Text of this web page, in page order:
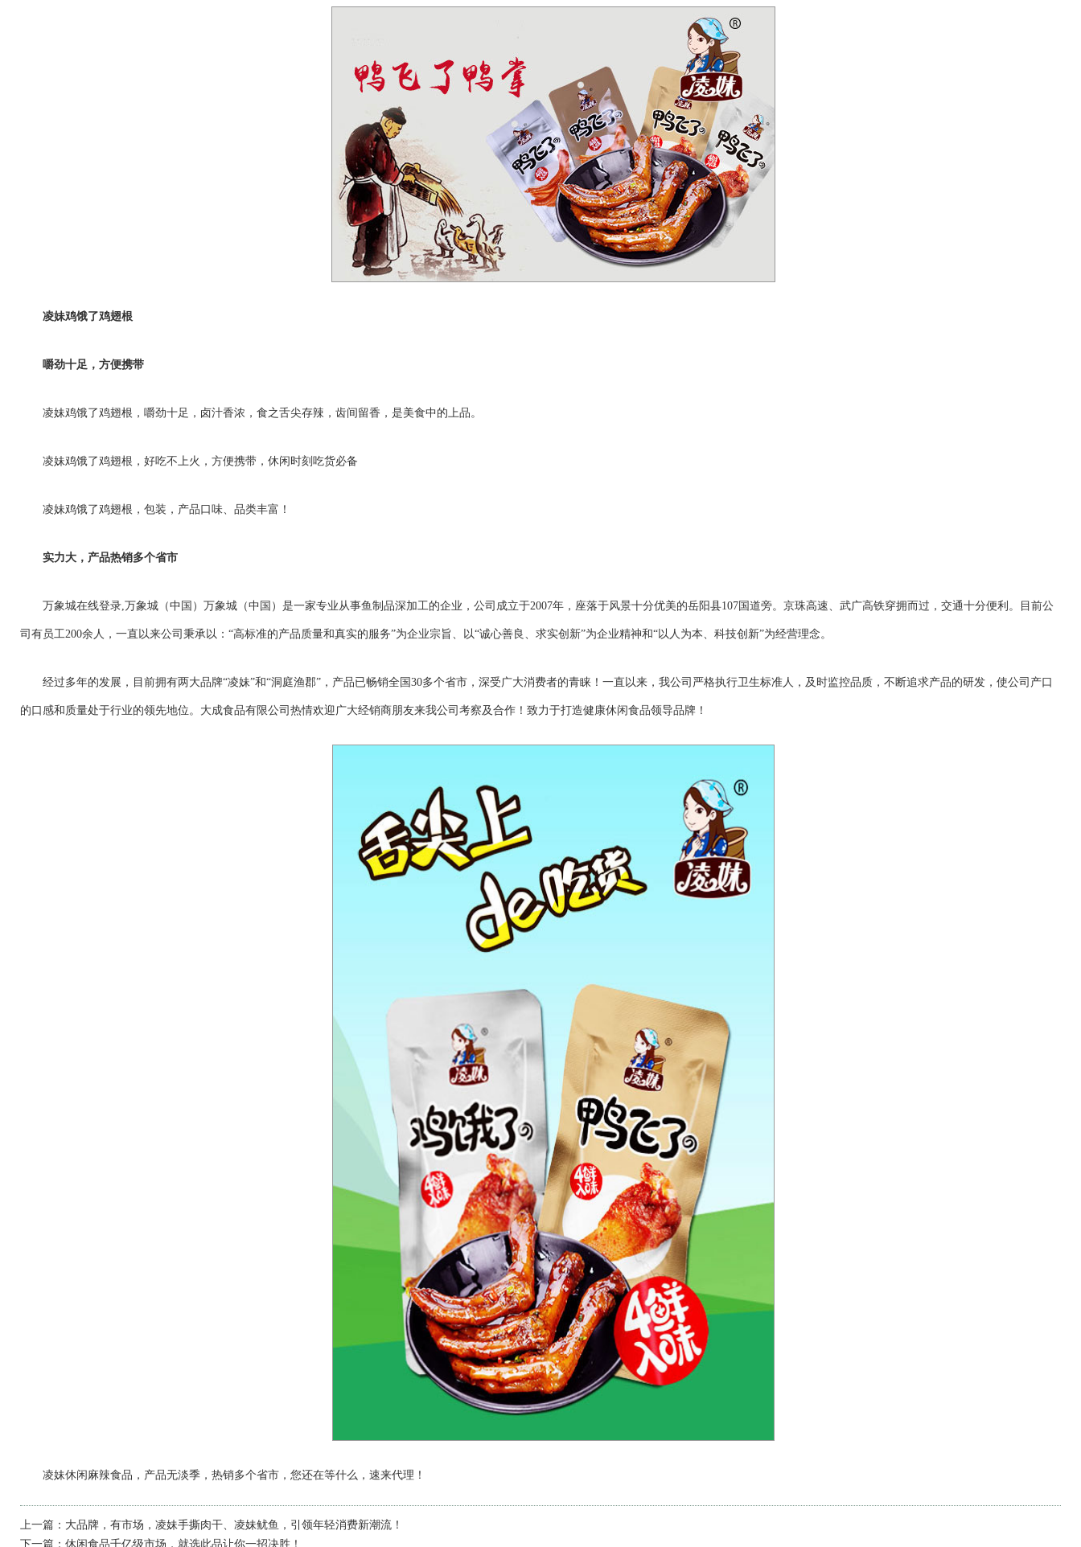
凌妹鸡饿了鸡翅根
嚼劲十足，方便携带
凌妹鸡饿了鸡翅根，嚼劲十足，卤汁香浓，食之舌尖存辣，齿间留香，是美食中的上品。
凌妹鸡饿了鸡翅根，好吃不上火，方便携带，休闲时刻吃货必备
凌妹鸡饿了鸡翅根，包装，产品口味、品类丰富！
实力大，产品热销多个省市
万象城在线登录,万象城（中国）万象城（中国）是一家专业从事鱼制品深加工的企业，公司成立于2007年，座落于风景十分优美的岳阳县107国道旁。京珠高速、武广高铁穿拥而过，交通十分便利。目前公
司有员工200余人，一直以来公司秉承以：“高标准的产品质量和真实的服务”为企业宗旨、以“诚心善良、求实创新”为企业精神和“以人为本、科技创新”为经营理念。
经过多年的发展，目前拥有两大品牌“凌妹”和“洞庭渔郡”，产品已畅销全国30多个省市，深受广大消费者的青睐！一直以来，我公司严格执行卫生标准人，及时监控品质，不断追求产品的研发，使公司产口
的口感和质量处于行业的领先地位。大成食品有限公司热情欢迎广大经销商朋友来我公司考察及合作！致力于打造健康休闲食品领导品牌！
凌妹休闲麻辣食品，产品无淡季，热销多个省市，您还在等什么，速来代理！
上一篇： 大品牌，有市场，凌妹手撕肉干、凌妹鱿鱼，引领年轻消费新潮流！
下一篇： 休闲食品千亿级市场，就选此品让你一招决胜！